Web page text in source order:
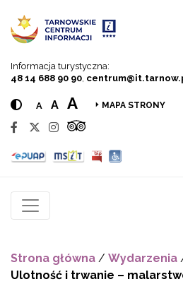
Informacja turystyczna:
48 14 688 90 90
A A A MAPA STRONY
Strona główna / Wydarzenia
Ulotność i trwanie –